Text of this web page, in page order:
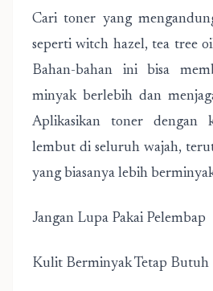
Cari toner yang
seperti witch hazel, tea tree
Bahan-bahan ini bisa
minyak berlebih dan
Aplikasikan toner dengan
lembut di seluruh wajah,
yang biasanya lebih
Jangan Lupa Pakai Pelembap
Kulit Berminyak Tetap Butuh